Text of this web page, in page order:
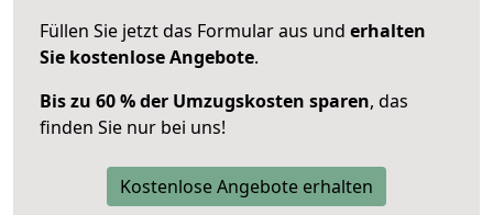
Füllen Sie jetzt das Formular aus und erhalten
Sie kostenlose Angebote.
Bis zu 60 % der Umzugskosten sparen, das
finden Sie nur bei uns!
Kostenlose Angebote erhalten